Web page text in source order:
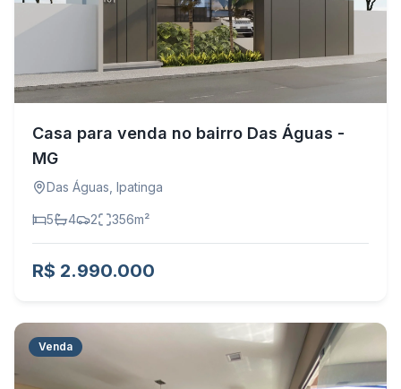
Casa para venda no bairro Das Águas -
MG
Das Águas Ipatinga
5 4 2 356m²
R$ 2.990.000
Venda